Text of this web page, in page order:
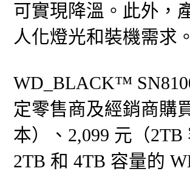
可實現降溫。此外，
人化燈光和裝機需求。
WD_BLACK™
定零售商及經銷商購
本）、2,099 元（
2TB 和 4TB 容量的